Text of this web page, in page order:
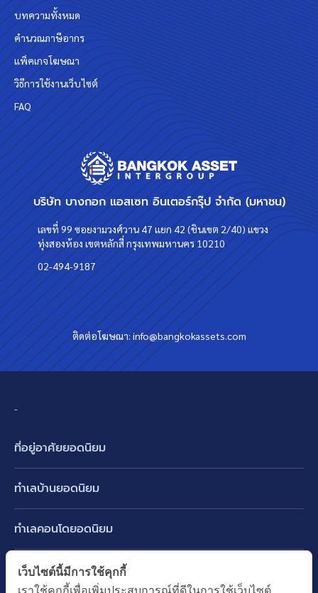
บริษัท บางกอก แอสเซท อินเตอร์กรุ๊ป จำกัด (มหาชน)
เลขที่ 99 ซอยงามวงศ์วาน 47 แยก 42 (ชินเขต 2/40) แขวง
ทุ่งสองห้อง เขตหลักสี่ กรุงเทพมหานคร 10210
02-494-9187
ติดต่อโฆษณา:info@bangkokassets.com
บทความทั้งหมด
คำนวณภาษีอากร
แพ็คเกจโฆษณา
วิธีการใช้งานเว็บไซต์
FAQ
-
ที่อยู่อาศัยยอดนิยม
ทาวน์เฮ้าส์ ทาวน์โฮม
คอนโดมิเนียม
อาคารพาณิชย์ ตึกแถว
ทำเลบ้านยอดนิยม
บางนา รามคำแหง 2
ทำเลคอนโดยอดนิยม
พระราม 9
ทำเล BTS ยอดนิยม
เว็บไซต์นี้มีการใช้คุกกี้
เราใช้คุกกี้เพื่อเพิ่มประสบการณ์ที่ดีในการใช้เว็บไซต์